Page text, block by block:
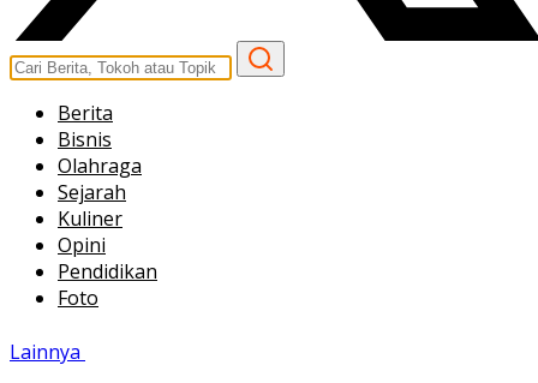
Berita
Bisnis
Olahraga
Sejarah
Kuliner
Opini
Pendidikan
Foto
Lainnya